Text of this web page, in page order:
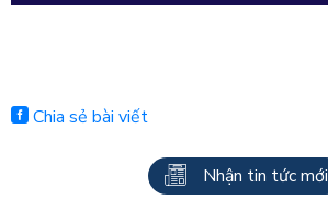
Chia sẻ bài viết
Nhận tin tức mới